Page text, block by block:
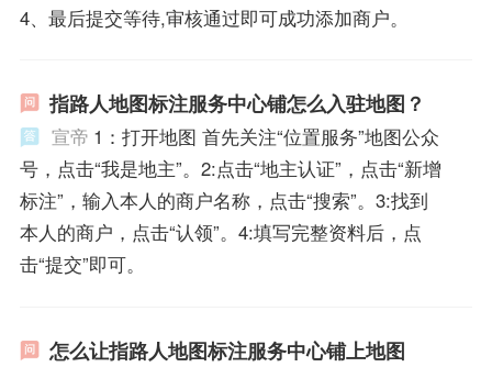
4、最后提交等待,审核通过即可成功添加商户。
指路人地图标注服务中心铺怎么入驻地图？
宣帝 1：打开地图 首先关注“位置服务”地图公众
号，点击“我是地主”。2:点击“地主认证”，点击“新增
标注”，输入本人的商户名称，点击“搜索”。3:找到
本人的商户，点击“认领”。4:填写完整资料后，点
击“提交”即可。
怎么让指路人地图标注服务中心铺上地图